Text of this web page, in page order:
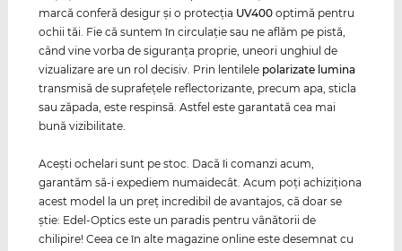
marcă conferă desigur şi o protecţia UV400 optimă pentru
ochii tăi. Fie că suntem în circulaţie sau ne aflăm pe pistă,
când vine vorba de siguranţa proprie, uneori unghiul de
vizualizare are un rol decisiv. Prin lentilele polarizate lumina
transmisă de suprafeţele reflectorizante, precum apa, sticla
sau zăpada, este respinsă. Astfel este garantată cea mai
bună vizibilitate.
Aceşti ochelari sunt pe stoc. Dacă îi comanzi acum,
garantăm să-i expediem numaidecât. Acum poţi achiziţiona
acest model la un preţ incredibil de avantajos, că doar se
ştie: Edel-Optics este un paradis pentru vânătorii de
chilipire! Ceea ce în alte magazine online este desemnat cu